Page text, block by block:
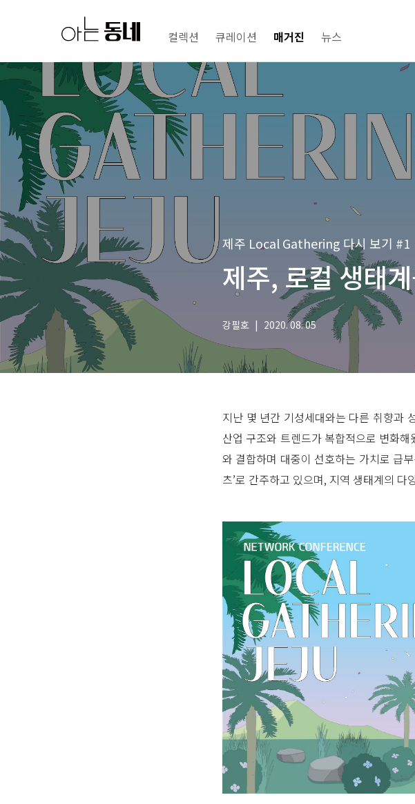
컬렉션 큐레이션 매거진 뉴스
제주 Local Gathering 다시 보기 #1
제주, 로컬 생태
강필호 | 2020. 08. 05
지난 몇 년간 기성세대와는 다른 취향과
산업 구조와 트렌드가 복합적으로 변화
와 결합하며 대중이 선호하는 가치로 급
츠’로 간주하고 있으며, 지역 생태계의